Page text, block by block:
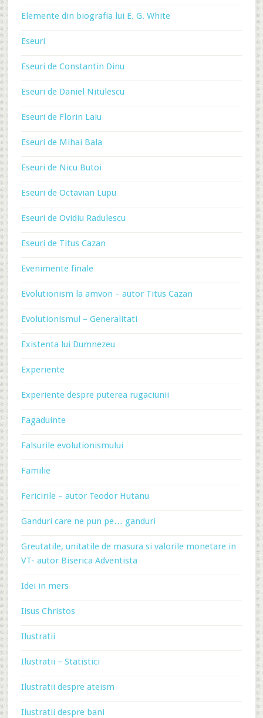
Elemente din biografia lui E. G. White
Eseuri
Eseuri de Constantin Dinu
Eseuri de Daniel Nitulescu
Eseuri de Florin Laiu
Eseuri de Mihai Bala
Eseuri de Nicu Butoi
Eseuri de Octavian Lupu
Eseuri de Ovidiu Radulescu
Eseuri de Titus Cazan
Evenimente finale
Evolutionism la amvon – autor Titus Cazan
Evolutionismul – Generalitati
Existenta lui Dumnezeu
Experiente
Experiente despre puterea rugaciunii
Fagaduinte
Falsurile evolutionismului
Familie
Fericirile – autor Teodor Hutanu
Ganduri care ne pun pe… ganduri
Greutatile, unitatile de masura si valorile monetare in
VT- autor Biserica Adventista
Idei in mers
Iisus Christos
Ilustratii
Ilustratii – Statistici
Ilustratii despre ateism
Ilustratii despre bani